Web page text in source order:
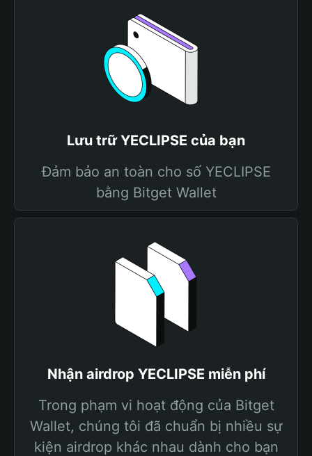
Lưu trữ YECLIPSE của bạn
Đảm bảo an toàn cho số YECLIPSE
bằng Bitget Wallet
Nhận airdrop YECLIPSE miễn phí
Trong phạm vi hoạt động của Bitget
Wallet, chúng tôi đã chuẩn bị nhiều sự
kiện airdrop khác nhau dành cho bạn